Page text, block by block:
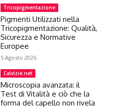
Tricopigmentazione
Pigmenti Utilizzati nella
Tricopigmentazione: Qualità,
Sicurezza e Normative
Europee
5 Agosto 2026
Calvizie.net
Microscopia avanzata: il
Test di Vitalità e ciò che la
forma del capello non rivela